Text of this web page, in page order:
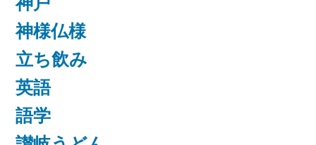
神様仏様
立ち飲み
英語
語学